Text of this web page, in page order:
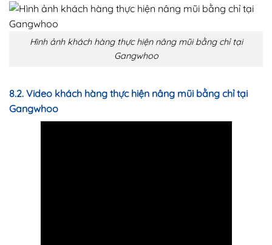
Hình ảnh khách hàng thực hiện nâng mũi bằng chỉ tại
Gangwhoo
8.2. Video khách hàng thực hiện nâng mũi bằng chỉ tại
Gangwhoo